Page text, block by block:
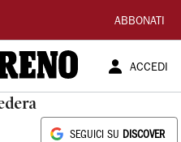
ABBONATI
ACCEDI
SEGUICI SU DISCOVER